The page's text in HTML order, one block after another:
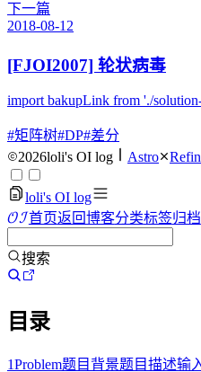
下一篇
2018-08-12
[FJOI2007] 轮状病毒
import bakupLink from './
#矩阵树#DP#差分
2026loli's OI log Astro
loli's OI log
OI首页返回博客分类标签归档
搜索
目录
1Problem题目背景题目描述输